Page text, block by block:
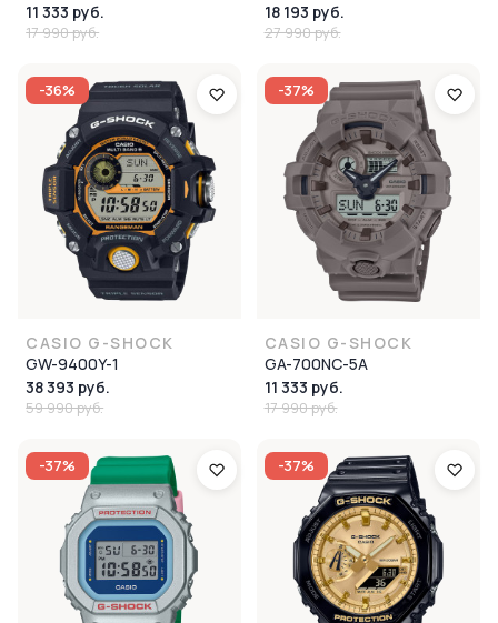
11 333 руб.
17 990 руб.
18 193 руб.
27 990 руб.
-36%
CASIO G-SHOCK
GW-9400Y-1
38 393 руб.
59 990 руб.
-37%
CASIO G-SHOCK
GA-700NC-5A
11 333 руб.
17 990 руб.
-37% -37%